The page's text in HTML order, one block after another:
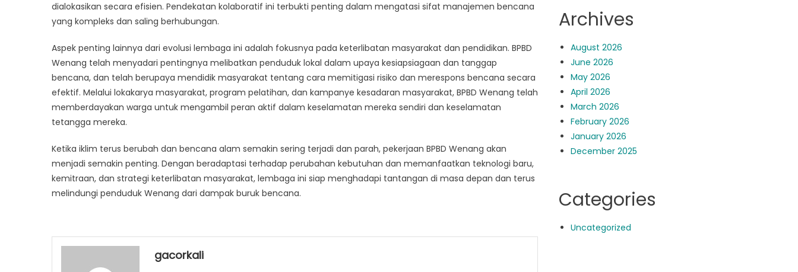
dialokasikan secara efisien. Pendekatan kolaboratif ini terbukti penting dalam mengatasi sifat manajemen bencana
yang kompleks dan saling berhubungan.
Aspek penting lainnya dari evolusi lembaga ini adalah fokusnya pada keterlibatan masyarakat dan pendidikan. BPBD
Wenang telah menyadari pentingnya melibatkan penduduk lokal dalam upaya kesiapsiagaan dan tanggap
bencana, dan telah berupaya mendidik masyarakat tentang cara memitigasi risiko dan merespons bencana secara
efektif. Melalui lokakarya masyarakat, program pelatihan, dan kampanye kesadaran masyarakat, BPBD Wenang telah
memberdayakan warga untuk mengambil peran aktif dalam keselamatan mereka sendiri dan keselamatan
tetangga mereka.
Ketika iklim terus berubah dan bencana alam semakin sering terjadi dan parah, pekerjaan BPBD Wenang akan
menjadi semakin penting. Dengan beradaptasi terhadap perubahan kebutuhan dan memanfaatkan teknologi baru,
kemitraan, dan strategi keterlibatan masyarakat, lembaga ini siap menghadapi tantangan di masa depan dan terus
melindungi penduduk Wenang dari dampak buruk bencana.
gacorkali
Archives
August 2026
June 2026
May 2026
April 2026
March 2026
February 2026
January 2026
December 2025
Categories
Uncategorized